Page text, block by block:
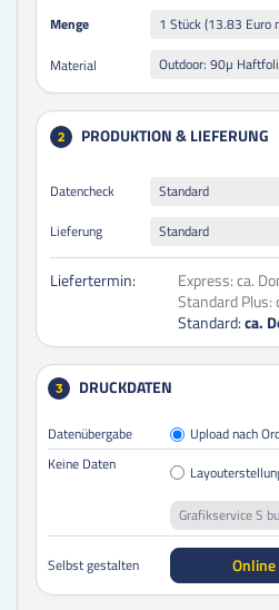
Menge 1 Stück (13.83 Euro
Menge
Material
2 PRODUKTION & LIEFERUNG
Datencheck
Standard
Lieferung
Standard
Liefertermin: Express:ca.
Standard Plus:
Standard:ca.
3 DRUCKDATEN
Datenübergabe Upload nach
Keine Daten
Grafikservice S
Selbst gestalten